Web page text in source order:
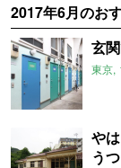
2017年6月のお
玄
東京
や
う